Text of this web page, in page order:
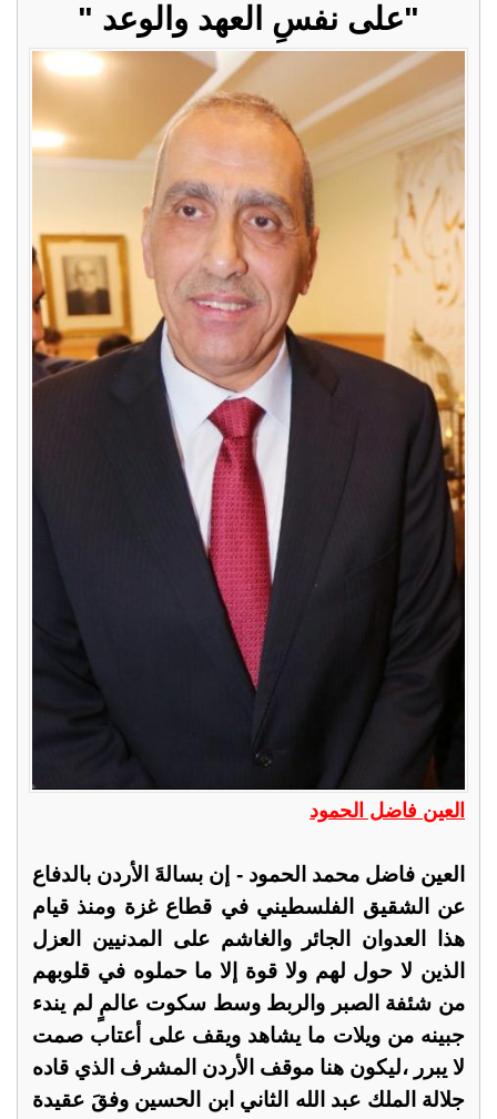
"على نفسِ العهد والوعد "
العين فاضل الحمود
العين فاضل محمد الحمود - إن بسالةَ الأردن بالدفاع
عن الشقيق الفلسطيني في قطاع غزة ومنذ قيام
هذا العدوان الجائر والغاشم على المدنيين العزل
الذين لا حول لهم ولا قوة إلا ما حملوه في قلوبهم
من شئفة الصبر والربط وسط سكوت عالمٍ لم يندء
جبينه من ويلات ما يشاهد ويقف على أعتاب صمت
لا يبرر ،ليكون هنا موقف الأردن المشرف الذي قاده
جلالة الملك عبد الله الثاني ابن الحسين وفقَ عقيدة